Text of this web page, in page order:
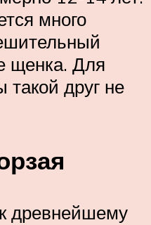
много
щенка. Для
такой друг не
древнейшему